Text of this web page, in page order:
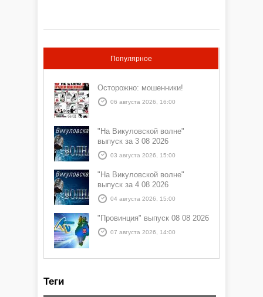
Популярное
Осторожно: мошенники!
06 августа 2026, 16:00
"На Викуловской волне"
выпуск за 3 08 2026
03 августа 2026, 15:00
"На Викуловской волне"
выпуск за 4 08 2026
04 августа 2026, 15:00
"Провинция" выпуск 08 08 2026
07 августа 2026, 14:00
Теги